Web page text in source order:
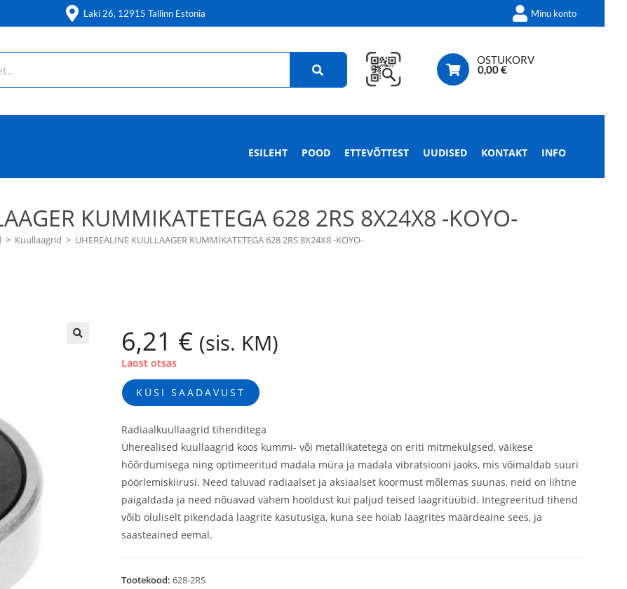
Laki 26, 12915 Tallinn Estonia Minu konto
OSTUKORV
0,00€
ESILEHT POOD ETTEVÕTTEST UUDISED KONTAKT INFO
KUMMIKATETEGA 628 2RS 8X24X8 -KOYO-
> Kuullaagrid > ÜHEREALINE KUULLAAGER KUMMIKATETEGA 628 2RS 8X24X8 -KOYO-
6,21 € (sis. KM)
Laost otsas
KÜSI SAADAVUST
Radiaalkuullaagrid tihenditega
Üherealised kuullaagrid koos kummi- või metallikatetega on eriti mitmekülgsed, väikese
hõõrdumisega ning optimeeritud madala müra ja madala vibratsiooni jaoks, mis võimaldab suuri
pöörlemiskiirusi. Need taluvad radiaalset ja aksiaalset koormust mõlemas suunas, neid on lihtne
paigaldada ja need nõuavad vähem hooldust kui paljud teised laagritüübid. Integreeritud tihend
võib oluliselt pikendada laagrite kasutusiga, kuna see hoiab laagrites määrdeaine sees, ja
saasteained eemal.
Tootekood:628-2RS